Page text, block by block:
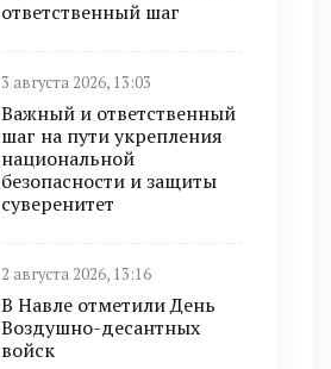
ответственный шаг
3 августа 2026, 13:03
Важный и ответственный
шаг на пути укрепления
национальной
безопасности и защиты
суверенитет
2 августа 2026, 13:16
В Навле отметили День
Воздушно-десантных
войск